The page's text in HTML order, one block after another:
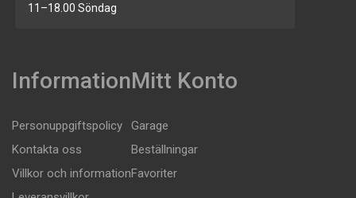
11–18.00 Söndag
Information
Personuppgiftspolicy
Kontakta oss
Villkor och information
Mitt Konto
Garage
Beställningar
Favoriter